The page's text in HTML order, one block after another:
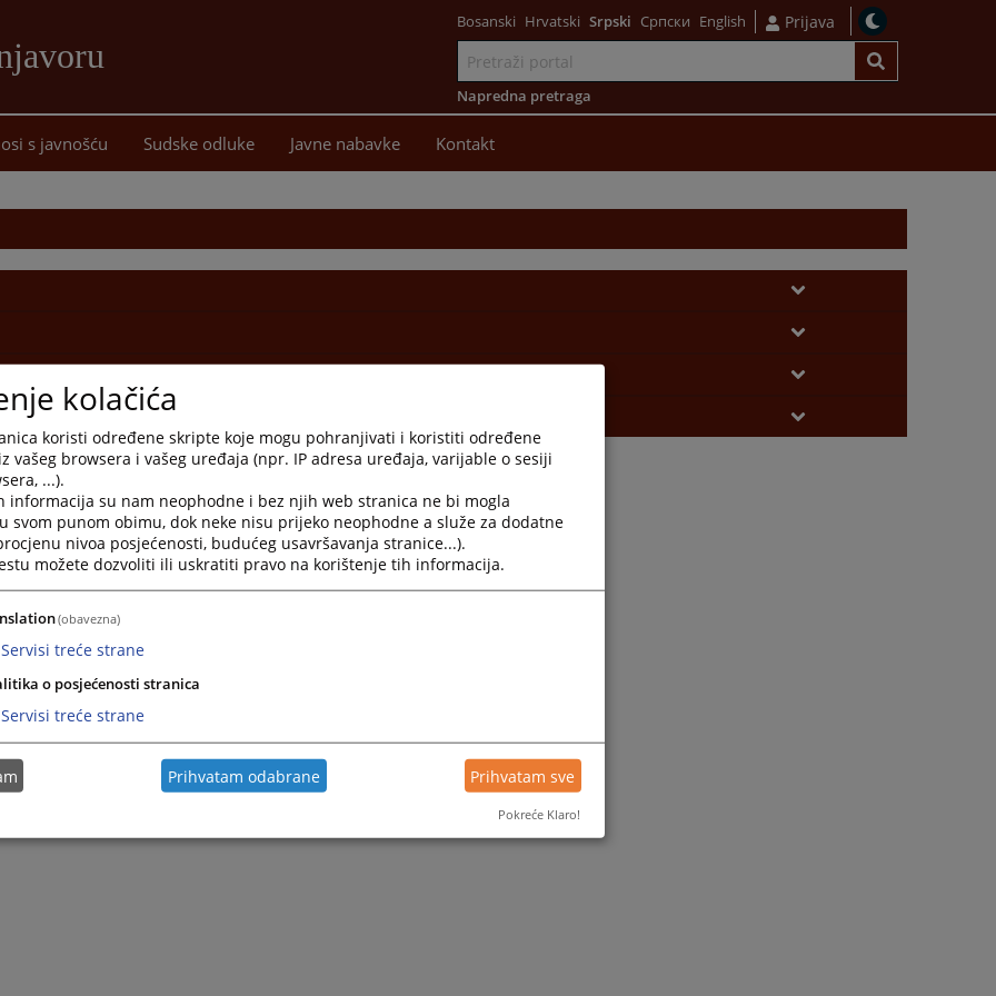
sadržaj
Bosanski Hrvatski Srpski Српски English Prijava
Napredna pretraga
s javnošću Sudske odluke Javne nabavke Kontakt
kolačića
koristi određene skripte koje mogu pohranjivati i koristiti određene
vašeg browsera i vašeg uređaja (npr. IP adresa uređaja, varijable o sesiji
...).
informacija su nam neophodne i bez njih web stranica ne bi mogla
svom punom obimu, dok neke nisu prijeko neophodne a služe za dodatne
nivoa posjećenosti, budućeg usavršavanja stranice...).
možete dozvoliti ili uskratiti pravo na korištenje tih informacija.
(obavezna)
Servisi treće strane
o posjećenosti stranica
Servisi treće strane
Prihvatam odabrane Prihvatam sve
Pokreće Klaro!